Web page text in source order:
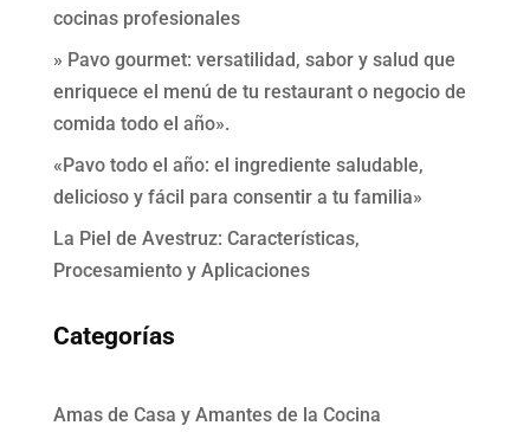
cocinas profesionales
» Pavo gourmet: versatilidad, sabor y salud que
enriquece el menú de tu restaurant o negocio de
comida todo el año».
«Pavo todo el año: el ingrediente saludable,
delicioso y fácil para consentir a tu familia»
La Piel de Avestruz: Características,
Procesamiento y Aplicaciones
Categorías
Amas de Casa y Amantes de la Cocina